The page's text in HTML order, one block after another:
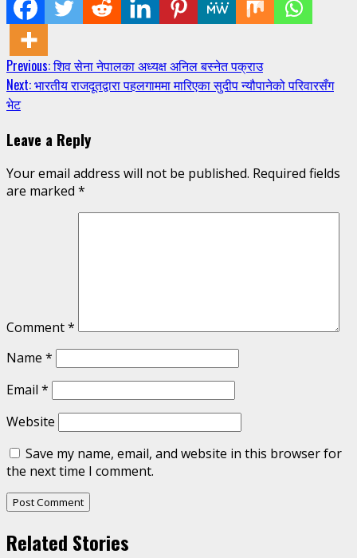
Continue
Reading
Previous:शिव सेना नेपालका अध्यक्ष अनिल बस्नेत पक्राउ
Next:भारतीय राजदूतद्वारा पहलगाममा मारिएका सुदीप न्यौपानेको परिवारसँग
भेट
Leave a Reply
Your email address will not be published. Required fields
are marked *
Comment*
Name *
Email *
Website
Save my name, email, and website in this browser for
the next time I comment.
Related Stories